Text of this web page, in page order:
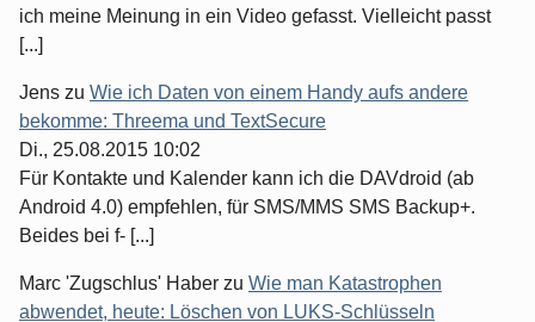
ich meine Meinung in ein Video gefasst. Vielleicht passt
[...]
Jens zu Wie ich Daten von einem Handy aufs andere
bekomme: Threema und TextSecure
Di., 25.08.2015 10:02
Für Kontakte und Kalender kann ich die DAVdroid (ab
Android 4.0) empfehlen, für SMS/MMS SMS Backup+.
Beides bei f- [...]
Marc 'Zugschlus' Haber zu Wie man Katastrophen
abwendet, heute: Löschen von LUKS-Schlüsseln